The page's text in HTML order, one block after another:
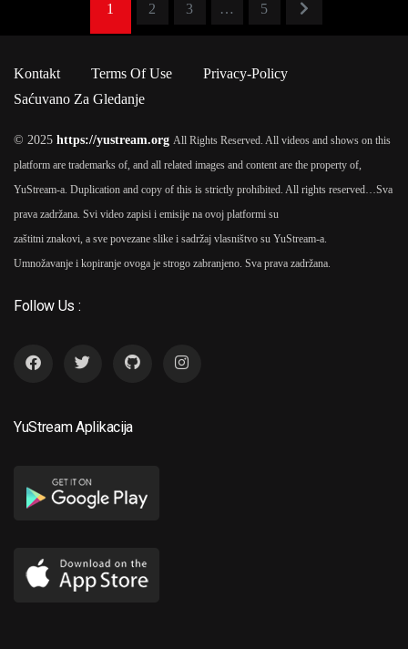
1 2 3 … 5
Kontakt Terms Of Use
Privacy-Policy
Saćuvano Za Gledanje
© 2025 https://yustream.org All Rights Reserved. All videos and shows on this
platform are trademarks of, and all related images and content are the property of,
YuStream-a. Duplication and copy of this is strictly prohibited. All rights reserved…Sva
prava zadržana. Svi video zapisi i emisije na ovoj platformi su
zaštitni znakovi, a sve povezane slike i sadržaj vlasništvo su YuStream-a.
Umnožavanje i kopiranje ovoga je strogo zabranjeno. Sva prava zadržana.
Follow Us :
YuStream Aplikacija